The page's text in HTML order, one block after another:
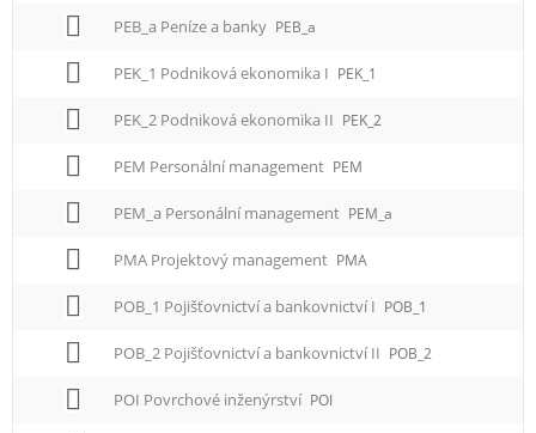
PEB_a Peníze a banky PEB_a
PEK_1 Podniková ekonomika I PEK_1
PEK_2 Podniková ekonomika II PEK_2
PEM Personální management PEM
PEM_a Personální management PEM_a
PMA Projektový management PMA
POB_1 Pojišťovnictví a bankovnictví I POB_1
POB_2 Pojišťovnictví a bankovnictví II POB_2
POI Povrchové inženýrství POI